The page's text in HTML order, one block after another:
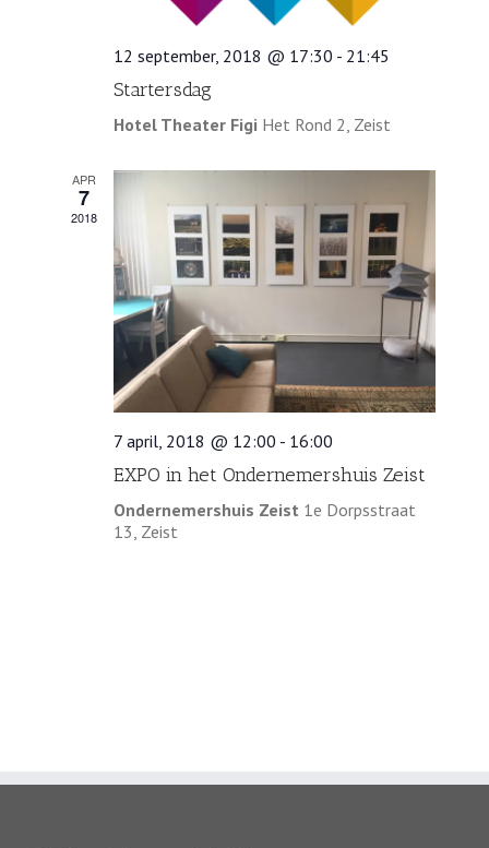
12 september, 2018 @ 17:30 - 21:45
Startersdag
Hotel Theater Figi Het Rond 2, Zeist
APR
7
2018
7 april, 2018 @ 12:00 - 16:00
EXPO in het Ondernemershuis Zeist
Ondernemershuis Zeist 1e Dorpsstraat
13, Zeist